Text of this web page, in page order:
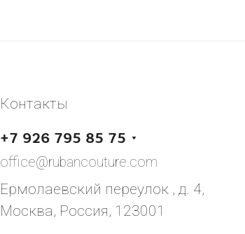
Контакты
+7 926 795 85 75
office@rubancouture.com
Ермолаевский переулок , д. 4,
Москва, Россия, 123001